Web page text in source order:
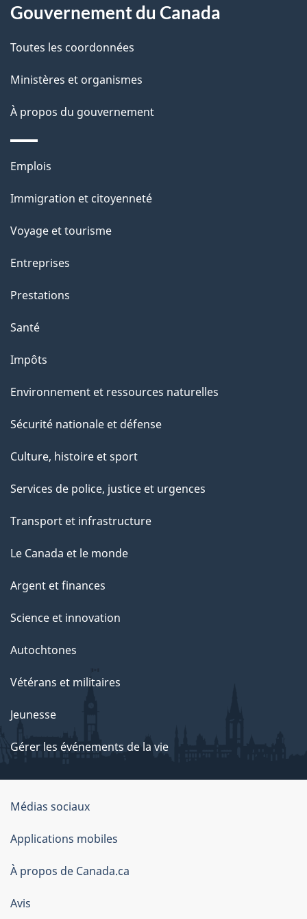
i
l
s
d
e
l
a
p
a
g
e
propos
de
ce
site
Gouvernement du Canada
Toutes les coordonnées
Ministères et organismes
À propos du gouvernement
Thèmes
sujets
Emplois
Immigration et citoyenneté
Voyage et tourisme
Entreprises
Prestations
Santé
Impôts
Environnement et ressources naturelles
Sécurité nationale et défense
Culture, histoire et sport
Services de police, justice et urgences
Transport et infrastructure
Le Canada et le monde
Argent et finances
Science et innovation
Autochtones
Vétérans et militaires
Jeunesse
Gérer les événements de la vie
Organisation
du
gouvernement
du
Canada
Médias sociaux
Applications mobiles
À propos de Canada.ca
Avis